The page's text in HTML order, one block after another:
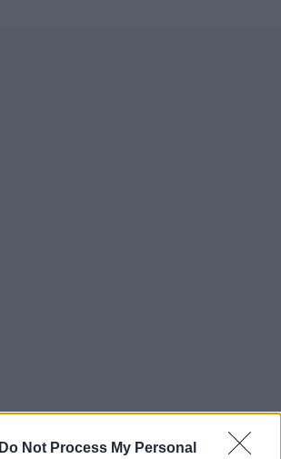
Do Not Process My Personal